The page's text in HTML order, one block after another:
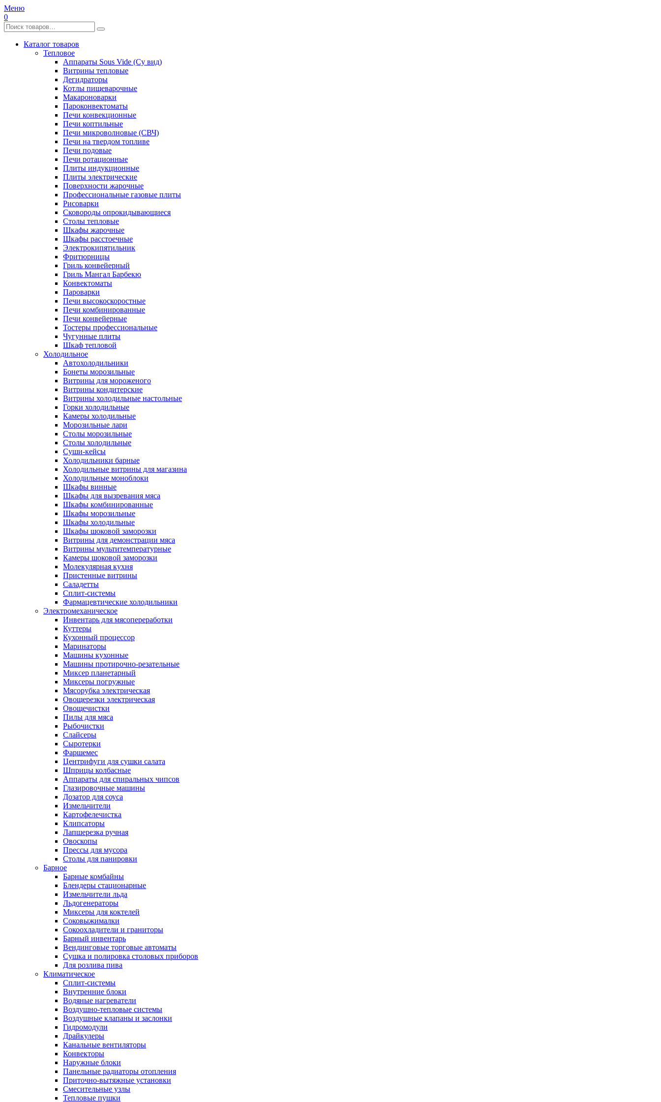
Меню
0
Каталог товаров
Тепловое
Аппараты Sous Vide (Су вид)
Витрины тепловые
Дегидраторы
Котлы пищеварочные
Макароноварки
Пароконвектоматы
Печи конвекционные
Печи коптильные
Печи микроволновые (СВЧ)
Печи на твердом топливе
Печи подовые
Печи ротационные
Плиты индукционные
Плиты электрические
Поверхности жарочные
Профессиональные газовые плиты
Рисоварки
Сковороды опрокидывающиеся
Столы тепловые
Шкафы жарочные
Шкафы расстоечные
Электрокипятильник
Фритюрницы
Гриль конвейерный
Гриль Мангал Барбекю
Конвектоматы
Пароварки
Печи высокоскоростные
Печи комбинированные
Печи конвейерные
Тостеры профессиональные
Чугунные плиты
Шкаф тепловой
Холодильное
Автохолодильники
Бонеты морозильные
Витрины для мороженого
Витрины кондитерские
Витрины холодильные настольные
Горки холодильные
Камеры холодильные
Морозильные лари
Столы морозильные
Столы холодильные
Суши-кейсы
Холодильники барные
Холодильные витрины для магазина
Холодильные моноблоки
Шкафы винные
Шкафы для вызревания мяса
Шкафы комбинированные
Шкафы морозильные
Шкафы холодильные
Шкафы шоковой заморозки
Витрины для демонстрации мяса
Витрины мультитемпературные
Камеры шоковой заморозки
Молекулярная кухня
Пристенные витрины
Саладетты
Сплит-системы
Фармацевтические холодильники
Электромеханическое
Инвентарь для мясопереработки
Куттеры
Кухонный процессор
Маринаторы
Машины кухонные
Машины протирочно-резательные
Миксер планетарный
Миксеры погружные
Мясорубка электрическая
Овощерезки электрическая
Овощечистки
Пилы для мяса
Рыбочистки
Слайсеры
Сыротерки
Фаршемес
Центрифуги для сушки салата
Шприцы колбасные
Аппараты для спиральных чипсов
Глазировочные машины
Дозатор для соуса
Измельчители
Картофелечистка
Клипсаторы
Лапшерезка ручная
Овоскопы
Прессы для мусора
Столы для панировки
Барное
Барные комбайны
Блендеры стационарные
Измельчители льда
Льдогенераторы
Миксеры для коктелей
Соковыжималки
Сокоохладители и граниторы
Барный инвентарь
Вендинговые торговые автоматы
Сушка и полировка столовых приборов
Для розлива пива
Климатическое
Сплит-системы
Внутренние блоки
Водяные нагреватели
Воздушно-тепловые системы
Воздушные клапаны и заслонки
Гидромодули
Драйкулеры
Канальные вентиляторы
Конвекторы
Наружные блоки
Панельные радиаторы отопления
Приточно-вытяжные установки
Смесительные узлы
Тепловые пушки